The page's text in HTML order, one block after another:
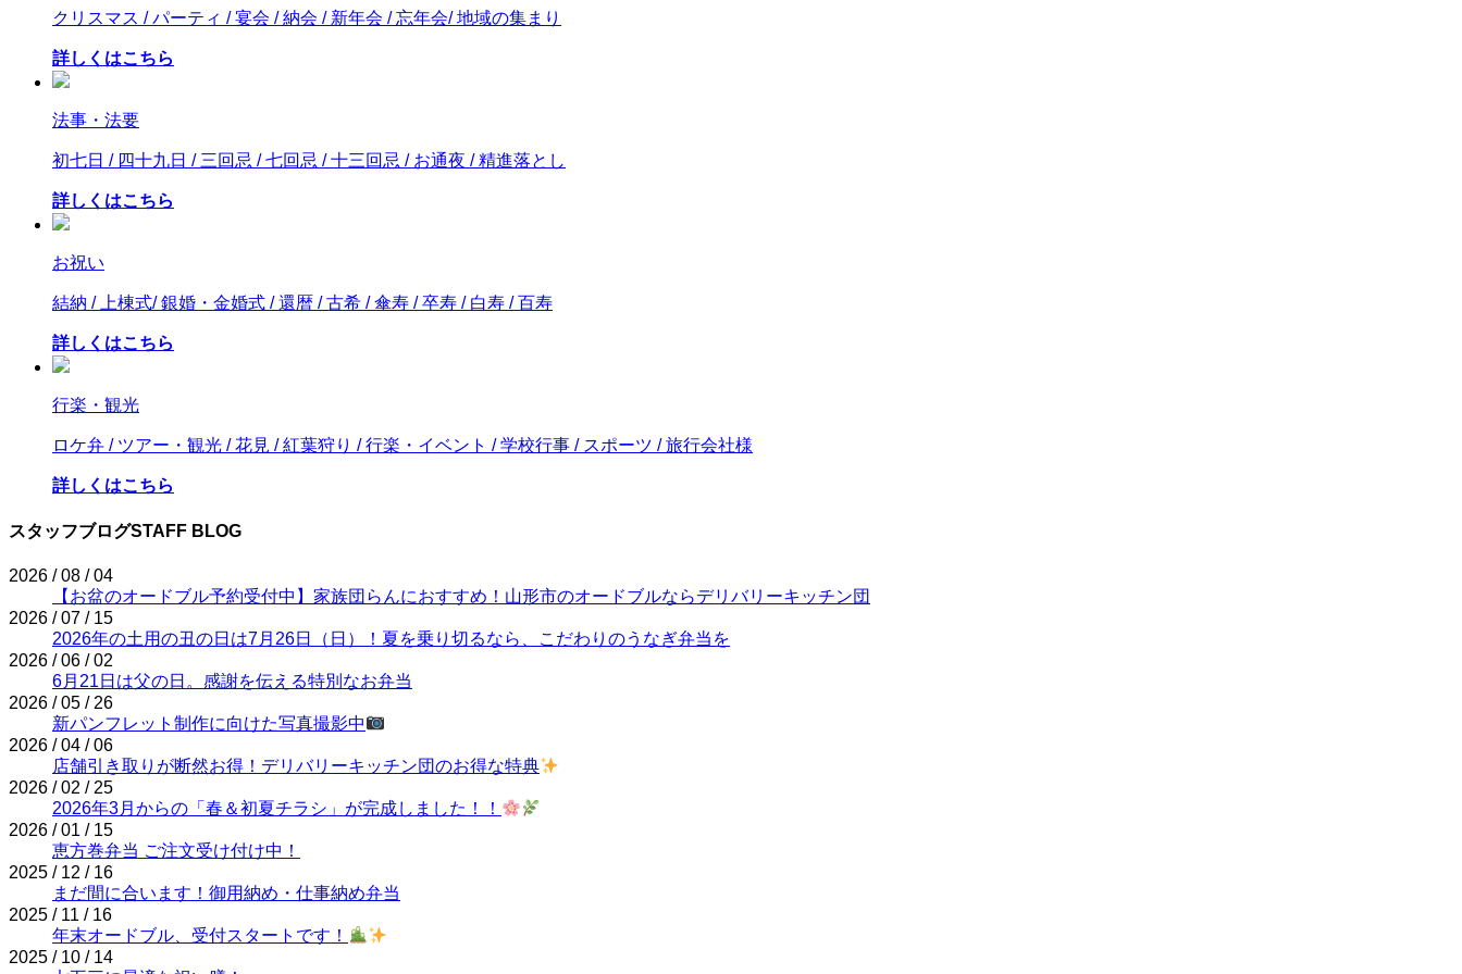
クリスマス / パーティ / 宴会 / 納会 / 新年会 / 忘年会/ 地域の集まり
詳しくはこちら
法事・法要
初七日 / 四十九日 / 三回忌 / 七回忌 / 十三回忌 / お通夜 / 精進落とし
詳しくはこちら
お祝い
結納 / 上棟式/ 銀婚・金婚式 / 還暦 / 古希 / 傘寿 / 卒寿 / 白寿 / 百寿
詳しくはこちら
行楽・観光
ロケ弁 / ツアー・観光 / 花見 / 紅葉狩り / 行楽・イベント / 学校行事 / スポーツ / 旅行会社様
詳しくはこちら
スタッフブログSTAFF BLOG
2026 / 08 / 04
【お盆のオードブル予約受付中】家族団らんにおすすめ！山形市のオードブルならデリバリーキッチン団
2026 / 07 / 15
2026年の土用の丑の日は7月26日（日）！夏を乗り切るなら、こだわりのうなぎ弁当を
2026 / 06 / 02
6月21日は父の日。感謝を伝える特別なお弁当
2026 / 05 / 26
新パンフレット制作に向けた写真撮影中
2026 / 04 / 06
店舗引き取りが断然お得！デリバリーキッチン団のお得な特典
2026 / 02 / 25
2026年3月からの「春＆初夏チラシ」が完成しました！！
2026 / 01 / 15
恵方巻弁当 ご注文受け付け中！
2025 / 12 / 16
まだ間に合います！御用納め・仕事納め弁当
2025 / 11 / 16
年末オードブル、受付スタートです！
2025 / 10 / 14